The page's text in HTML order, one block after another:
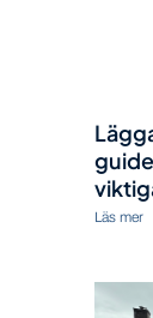
Läs mer